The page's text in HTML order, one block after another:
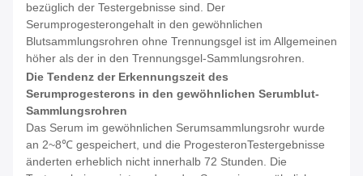
bezüglich der Testergebnisse sind. Der
Serumprogesterongehalt in den gewöhnlichen
Blutsammlungsrohren ohne Trennungsgel ist im Allgemeinen
höher als der in den Trennungsgel-Sammlungsrohren.
Die Tendenz der Erkennungszeit des
Serumprogesterons in den gewöhnlichen Serumblut-
Sammlungsrohren
Das Serum im gewöhnlichen Serumsammlungsrohr wurde
an 2~8℃ gespeichert, und die ProgesteronTestergebnisse
änderten erheblich nicht innerhalb 72 Stunden. Die